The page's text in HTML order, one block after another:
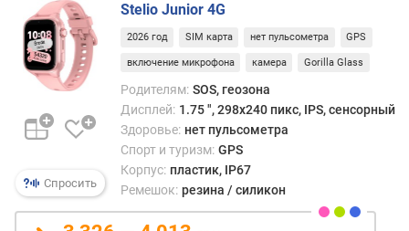
о
т
д
е
ш
в
ы
к
д
Спросить
Stelio Junior 4G
2026 год SIM карта нет пульсометра GPS
включение микрофона камера Gorilla Glass
Родителям: SOS, геозона
Дисплей: 1.75 ", 298x240 пикс, IPS, сенсорный
Здоровье: нет пульсометра
Спорт и туризм: GPS
Корпус: пластик, IP67
Ремешок: резина / силикон